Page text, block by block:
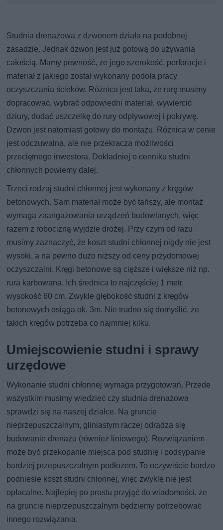
Studnia drenażowa z dzwonem działa na podobnej
zasadzie. Jednak dzwon jest już gotową do używania
całością. Mamy pewność, że jego szerokość, perforacje i
materiał z jakiego został wykonany podoła pracy
oczyszczania ścieków. Różnica jest taka, że rurę musimy
dopracować, wybrać odpowiedni materiał, wywiercić
dziury, dodać uszczelkę do rury odpływowej i pokrywę.
Dzwon jest natomiast gotowy do montażu. Różnica w cenie
jest odczuwalna, ale nie przekracza możliwości
przeciętnego inwestora. Dokładniej o cenniku studni
chłonnych powiemy dalej.
Trzeci rodzaj studni chłonnej jest wykonany z kręgów
betonowych. Sam materiał może być tańszy, ale montaż
wymaga zaangażowania urządzeń budowlanych, więc
razem z robocizną wyjdzie drożej. Przy czym od razu
musimy zaznaczyć, że koszt studni chłonnej nigdy nie jest
wysoki, a na pewno dużo niższy od ceny przydomowej
oczyszczalni. Kręgi betonowe są cięższe i większe niż np.
rura karbowana. Ich średnica to najczęściej 1 metr,
wysokość 60 cm. Zwykle głębokość studni z kręgów
betonowych osiąga ok. 3m. Nie trudno się domyślić, że
takich kręgów potrzeba co najmniej kilku.
Umiejscowienie studni i sprawy
urzędowe
Wykonanie studni chłonnej wymaga przygotowań. Przede
wszystkim musimy wiedzieć czy studnia drenażowa
sprawdzi się na naszej działce. Na gruncie
nieprzepuszczalnym, gliniastym raczej odradza się
budowanie drenażu (również liniowego). Rozwiązaniem
może być przekopanie miejsca pod studnię i podsypanie
bardziej przepuszczalnym podłożem. To oczywiście bardzo
podniesie koszt studni chłonnej, więc zwykle nie jest
opłacalne. Najlepiej po prostu przyjąć do wiadomości, że
na gruncie nieprzepuszczalnym będziemy potrzebować
innego rozwiązania.